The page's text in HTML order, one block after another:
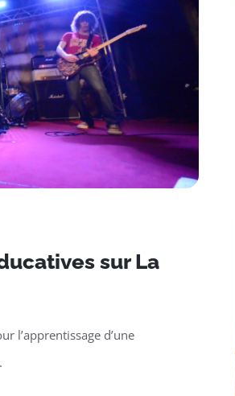
sur La
l’apprentissage d’une